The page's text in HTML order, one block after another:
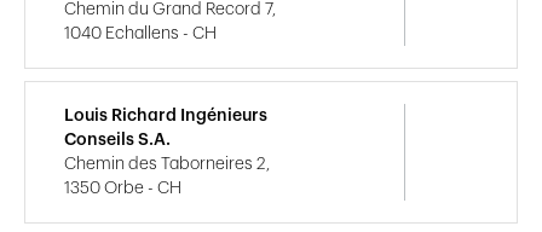
Chemin du Grand Record 7,
1040 Echallens - CH
Louis Richard Ingénieurs
Conseils S.A.
Chemin des Taborneires 2,
1350 Orbe - CH